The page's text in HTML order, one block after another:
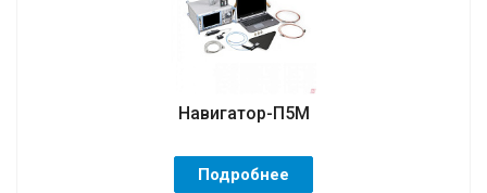
Навигатор-П5М
Подробнее